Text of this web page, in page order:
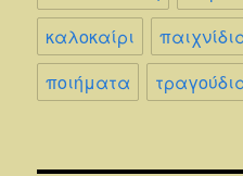
καλοκαίρι
ποιήματα